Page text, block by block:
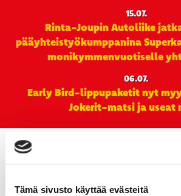
Tämä sivusto käyttää evästeitä
15.07.
Rinta-Joupin Autoliike
pääyhteistyökumppanina
monikymmenvuotiselle
06.07.
Early Bird-lippupaketit nyt
Jokerit-matsi ja useat